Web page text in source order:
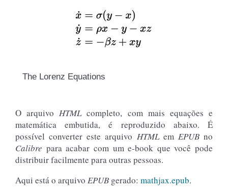
The Lorenz Equations
O arquivoHTMLcompleto, com mais equações e
matemática embutida, é reproduzido abaixo. É
possível converter este arquivo HTMLem EPUBno
Calibre para acabar com um e-book que você pode
distribuir facilmente para outras pessoas.
Aqui está o arquivo EPUB gerado: mathjax.epub.